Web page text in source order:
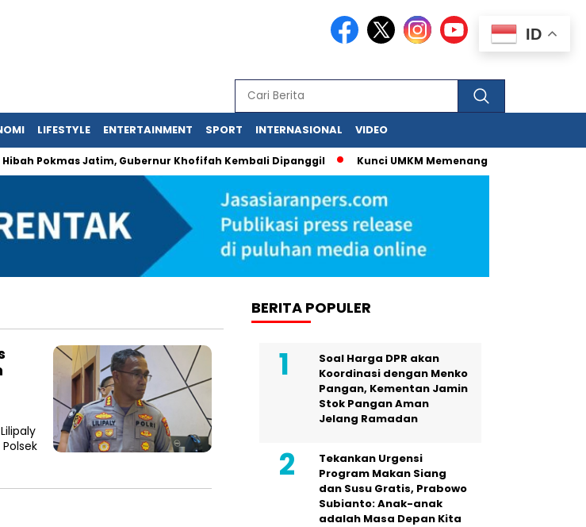
LIFESTYLE ENTERTAINMENT SPORT INTERNASIONAL VIDEO
Pokmas Jatim, Gubernur Khofifah Kembali Dipanggil Kunci UMKM Memenangkan Perhatian
BERITA POPULER
Soal Harga DPR akan
Koordinasi dengan Menko
Pangan, Kementan Jamin
Stok Pangan Aman
Jelang Ramadan
Tekankan Urgensi
Program Makan Siang
dan Susu Gratis, Prabowo
Subianto: Anak-anak
adalah Masa Depan Kita
ID